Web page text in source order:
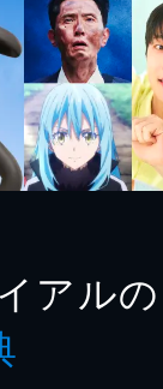
アルの